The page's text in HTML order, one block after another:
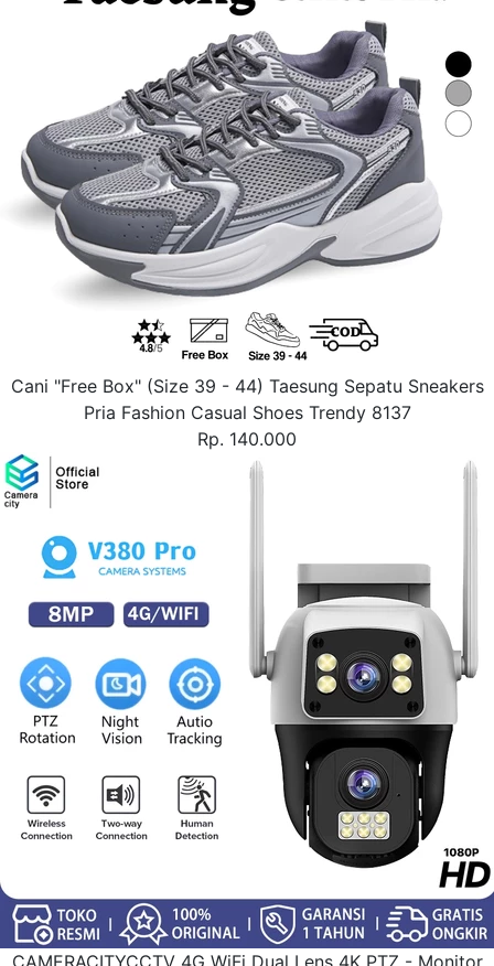
Cani "Free Box" (Size 39 - 44) Taesung Sepatu Sneakers
Pria Fashion Casual Shoes Trendy 8137
Rp. 140.000